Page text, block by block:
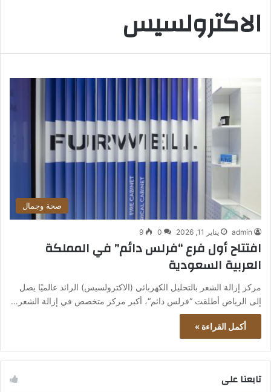
الاكترولسيس
صحة وجمال
admin يناير 11, 2026 0
9
افتتاح أول فرع “فرلس دائم” في المملكة
العربية السعودية
مركز إزالة الشعر بالتحليل الكهربائي (الاكترولسيس) الرائد عالميًا يصل
إلى الرياض أطلقت “فرلس دائم“، أكبر مركز متخصص في إزالة الشعر…
أكمل القراءة »
تابعنا على